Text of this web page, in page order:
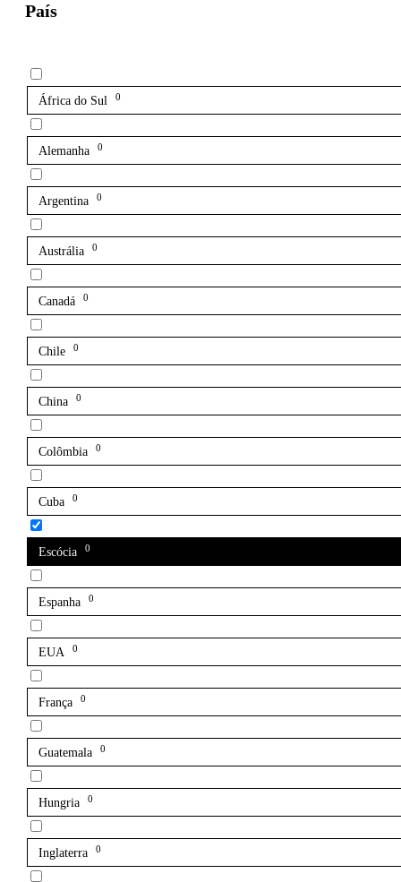
País
África do Sul 0
Alemanha 0
Argentina 0
Austrália 0
Canadá 0
Chile 0
China 0
Colômbia 0
Cuba 0
Escócia 0
Espanha 0
EUA 0
França 0
Guatemala 0
Hungria 0
Inglaterra 0